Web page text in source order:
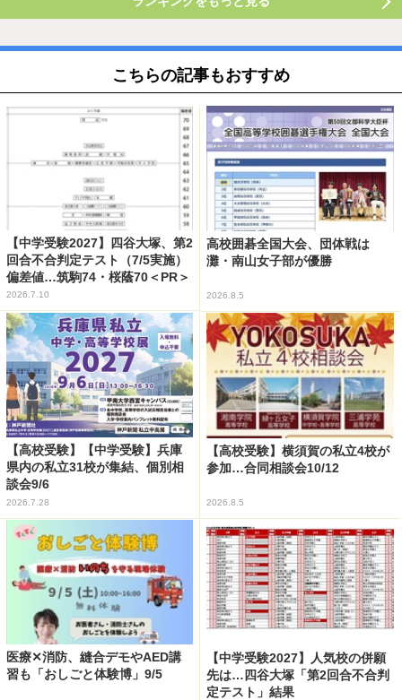
こちらの記事もおすすめ
【中学受験2027】四谷大塚、第2
回合不合判定テスト（7/5実施）
偏差値…筑駒74・桜蔭70＜PR＞
2026.7.10
高校囲碁全国大会、団体戦は
灘・南山女子部が優勝
2026.8.5
【高校受験】【中学受験】兵庫
県内の私立31校が集結、個別相
談会9/6
2026.7.28
【高校受験】横須賀の私立4校が
参加…合同相談会10/12
2026.8.5
医療✕消防、縫合デモやAED講
習も「おしごと体験博」9/5
【中学受験2027】人気校の併願
先は…四谷大塚「第2回合不合判
定テスト」結果